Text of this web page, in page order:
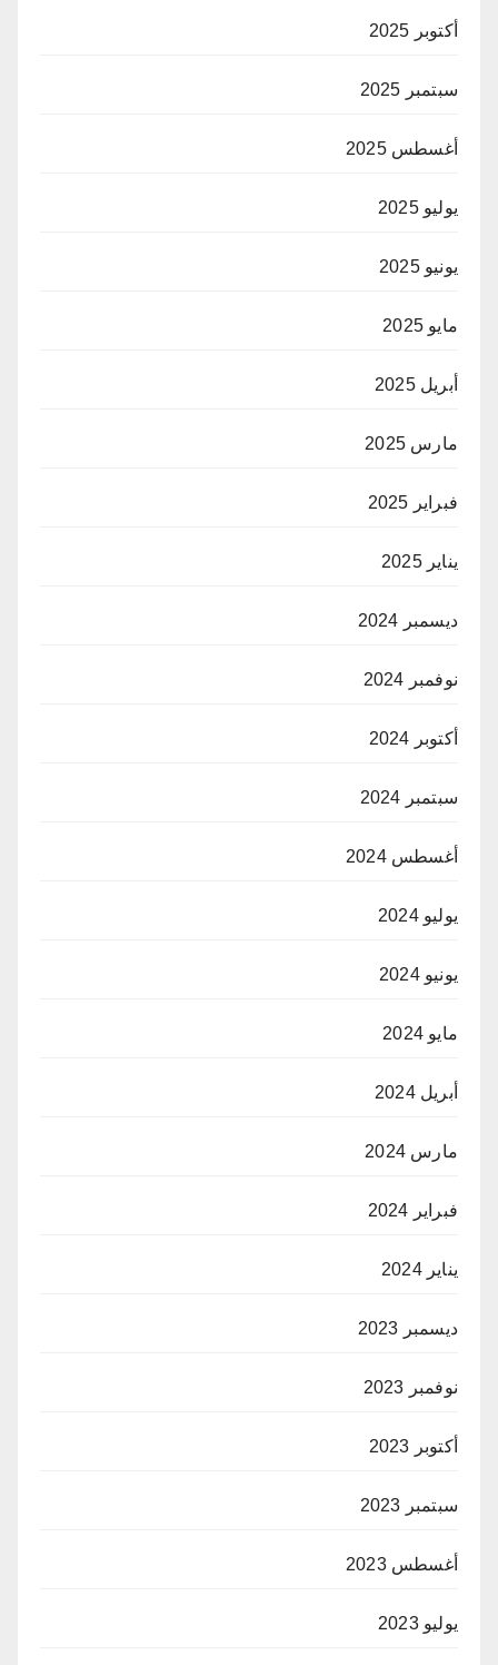
أكتوبر 2025
سبتمبر 2025
أغسطس 2025
يوليو 2025
يونيو 2025
مايو 2025
أبريل 2025
مارس 2025
فبراير 2025
يناير 2025
ديسمبر 2024
نوفمبر 2024
أكتوبر 2024
سبتمبر 2024
أغسطس 2024
يوليو 2024
يونيو 2024
مايو 2024
أبريل 2024
مارس 2024
فبراير 2024
يناير 2024
ديسمبر 2023
نوفمبر 2023
أكتوبر 2023
سبتمبر 2023
أغسطس 2023
يوليو 2023